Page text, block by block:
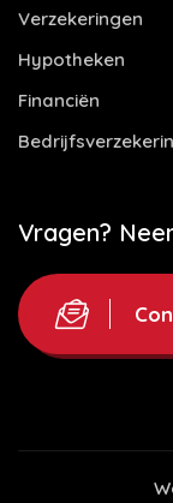
Verzekeringen
Hypotheken
Financiën
Vragen?